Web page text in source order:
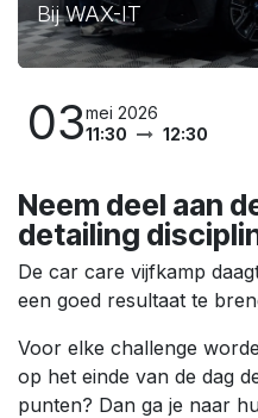
Bij WAX-IT
03mei 2026
11:30
12:30
Neem deel aan
detailing
De car care vijfkamp
een goed resultaat te
Voor elke challenge
op het einde van de dag
punten? Dan ga je naar